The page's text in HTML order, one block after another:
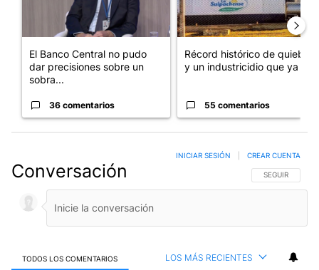
El Banco Central no pudo
dar precisiones sobre un
sobra...
36 comentarios
Récord histórico de quiebras
y un industricidio que ya ...
55 comentarios
Conversación SIGA ESTA
SEGUIR
INICIAR SESIÓN CREAR CUENTA
TODOS LOS COMENTARIOS LOS MÁS RECIENTES